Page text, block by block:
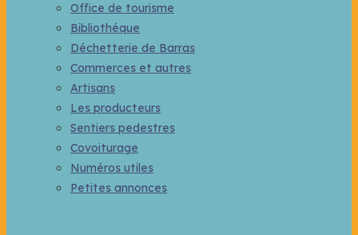
Office de tourisme
Bibliothéque
Déchetterie de Barras
Commerces et autres
Artisans
Les producteurs
Sentiers pedestres
Covoiturage
Numéros utiles
Petites annonces